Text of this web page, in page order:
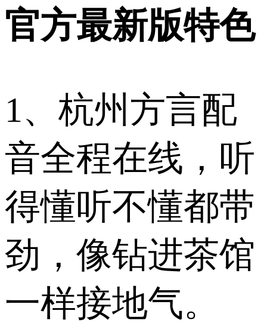
官方最新版特色
1、杭州方言配
音全程在线，听
得懂听不懂都带
劲，像钻进茶馆
一样接地气。